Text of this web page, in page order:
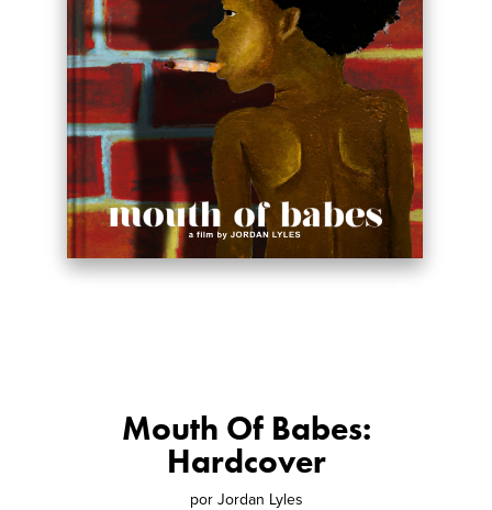
Mouth Of Babes:
Hardcover
por Jordan Lyles